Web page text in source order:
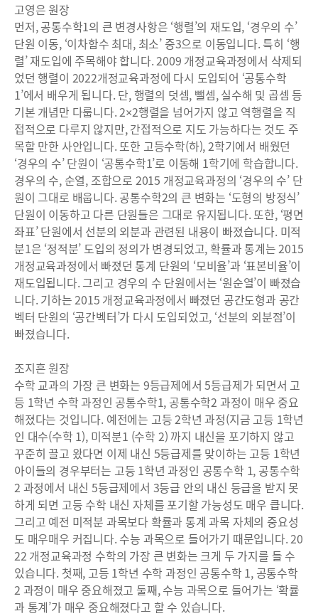
고영은 원장
먼저, 공통수학1의 큰 변경사항은 ‘행렬’의 재도입, ‘경우의 수’
단원 이동, ‘이차함수 최대, 최소’ 중3으로 이동입니다. 특히 ‘행
렬’ 재도입에 주목해야 합니다. 2009 개정교육과정에서 삭제되
었던 행렬이 2022개정교육과정에 다시 도입되어 ‘공통수학
1’에서 배우게 됩니다. 단, 행렬의 덧셈, 뺄셈, 실수해 및 곱셈 등
기본 개념만 다룹니다. 2×2행렬을 넘어가지 않고 역행렬을 직
접적으로 다루지 않지만, 간접적으로 지도 가능하다는 것도 주
목할 만한 사안입니다. 또한 고등수학(하), 2학기에서 배웠던
‘경우의 수’ 단원이 ‘공통수학1’로 이동해 1학기에 학습합니다.
경우의 수, 순열, 조합으로 2015 개정교육과정의 ‘경우의 수’ 단
원이 그대로 배웁니다. 공통수학2의 큰 변화는 ‘도형의 방정식’
단원이 이동하고 다른 단원들은 그대로 유지됩니다. 또한, ‘평면
좌표’ 단원에서 선분의 외분과 관련된 내용이 빠졌습니다. 미적
분1은 ‘정적분’ 도입의 정의가 변경되었고, 확률과 통계는 2015
개정교육과정에서 빠졌던 통계 단원의 ‘모비율’과 ‘표본비율’이
재도입됩니다. 그리고 경우의 수 단원에서는 ‘원순열’이 빠졌습
니다. 기하는 2015 개정교육과정에서 빠졌던 공간도형과 공간
벡터 단원의 ‘공간벡터’가 다시 도입되었고, ‘선분의 외분점’이
빠졌습니다.
조지흔 원장
수학 교과의 가장 큰 변화는 9등급제에서 5등급제가 되면서 고
등 1학년 수학 과정인 공통수학1, 공통수학2 과정이 매우 중요
해졌다는 것입니다. 예전에는 고등 2학년 과정(지금 고등 1학년
인 대수(수학 1), 미적분1 (수학 2) 까지 내신을 포기하지 않고
꾸준히 끌고 왔다면 이제 내신 5등급제를 맞이하는 고등 1학년
아이들의 경우부터는 고등 1학년 과정인 공통수학 1, 공통수학
2 과정에서 내신 5등급제에서 3등급 안의 내신 등급을 받지 못
하게 되면 고등 수학 내신 자체를 포기할 가능성도 매우 큽니다.
그리고 예전 미적분 과목보다 확률과 통계 과목 자체의 중요성
도 매우매우 커집니다. 수능 과목으로 들어가기 때문입니다. 20
22 개정교육과정 수학의 가장 큰 변화는 크게 두 가지를 들 수
있습니다. 첫째, 고등 1학년 수학 과정인 공통수학 1, 공통수학
2 과정이 매우 중요해졌고 둘째, 수능 과목으로 들어가는 ‘확률
과 통계’가 매우 중요해졌다고 할 수 있습니다.